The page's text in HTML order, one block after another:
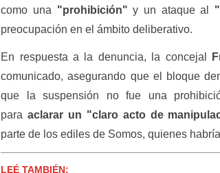
como una "prohibición" y un ataque al
preocupación en el ámbito deliberativo.
En respuesta a la denuncia, la concejal
comunicado, asegurando que el bloque
que la suspensión no fue una
paraaclarar un "claro acto de
parte de los ediles de Somos, quienes
LEÉ TAMBIÉN: